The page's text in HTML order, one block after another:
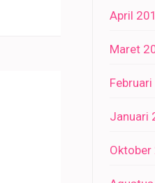
April
Maret
Januari
Oktober